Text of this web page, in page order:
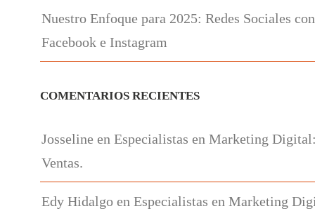
Nuestro Enfoque para 2025: Redes Sociales
Facebook e Instagram
COMENTARIOS RECIENTES
Josseline enEspecialistas en Marketing
Ventas.
Edy Hidalgo enEspecialistas en Marketing